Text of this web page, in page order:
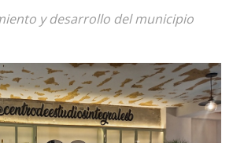
y desarrollo del municipio